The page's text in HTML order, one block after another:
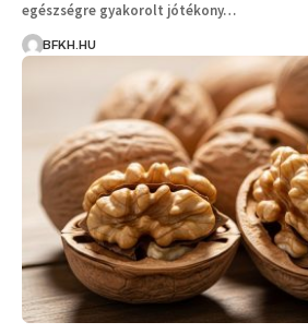
egészségre gyakorolt jótékony…
BFKH.HU